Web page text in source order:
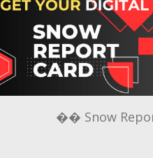
�� Snow